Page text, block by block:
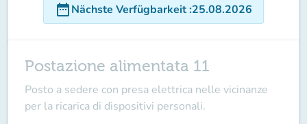
date_rangeNächste Verfügbarkeit:25.08.2026
Postazione alimentata 11
Posto a sedere con presa elettrica nelle vicinanze
per la ricarica di dispositivi personali.